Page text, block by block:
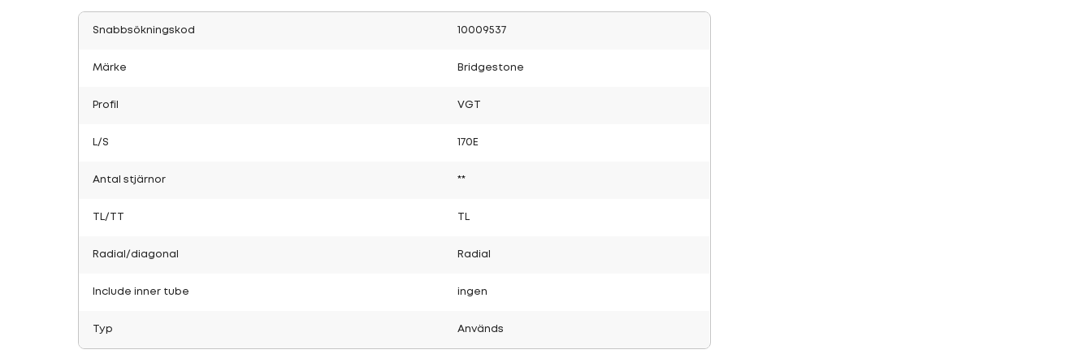
Snabbsökningskod 10009537
Märke Bridgestone
Profil VGT
L/S 170E
Antal stjärnor **
TL/TT
Radial/diagonal Radial
Include inner tube ingen
Typ Används